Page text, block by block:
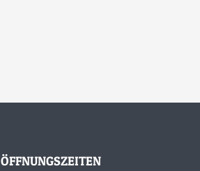
ÖFFNUNGSZEITEN